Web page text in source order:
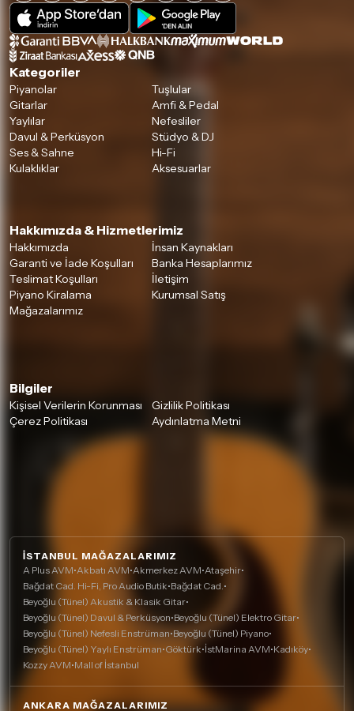
Kategoriler
Piyanolar
Tuşlular
Gitarlar
Amfi & Pedal
Yaylılar
Nefesliler
Davul & Perküsyon
Stüdyo & DJ
Ses & Sahne
Hi-Fi
Kulaklıklar
Aksesuarlar
Hakkımızda & Hizmetlerimiz
Hakkımızda
İnsan Kaynakları
Garanti ve İade Koşulları
Banka Hesaplarımız
Teslimat Koşulları
İletişim
Piyano Kiralama
Kurumsal Satış
Mağazalarımız
Bilgiler
Kişisel Verilerin Korunması
Gizlilik Politikası
Çerez Politikası
Aydınlatma Metni
İSTANBUL MAĞAZALARIMIZ
A Plus AVM•Akbatı AVM•Akmerkez AVM•Ataşehir•
Bağdat Cad. Hi-Fi, Pro Audio Butik•Bağdat Cad. •
Beyoğlu (Tünel) Akustik & Klasik Gitar•
Beyoğlu (Tünel) Davul & Perküsyon•Beyoğlu (Tünel) Elektro Gitar•
Beyoğlu (Tünel) Nefesli Enstrüman•Beyoğlu (Tünel) Piyano•
Beyoğlu (Tünel) Yaylı Enstrüman•Göktürk•İstMarina AVM•Kadıköy•
Kozzy AVM•Mall of İstanbul
ANKARA MAĞAZALARIMIZ